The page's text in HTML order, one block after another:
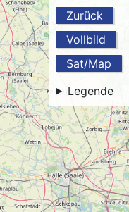
Zurück
Vollbild
Sat/Map
Legende